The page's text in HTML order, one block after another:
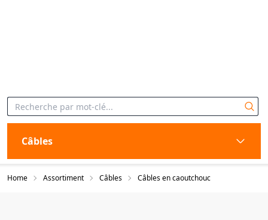
Câbles
Home Assortiment Câbles Câbles en caoutchouc